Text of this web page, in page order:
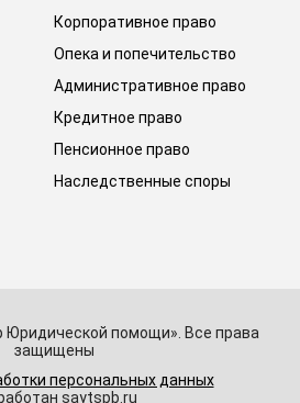
Корпоративное право
Опека и попечительство
Административное право
Кредитное право
Пенсионное право
Наследственные споры
Юридической помощи». Все права
защищены
персональных данных
saytspb.ru